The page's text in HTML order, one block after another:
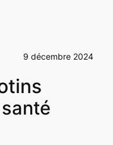
9 décembre 2024